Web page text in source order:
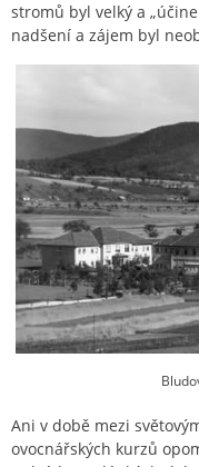
stromů byl velký a
nadšení a zájem byl
Ani v době mezi
ovocnářských kurzů